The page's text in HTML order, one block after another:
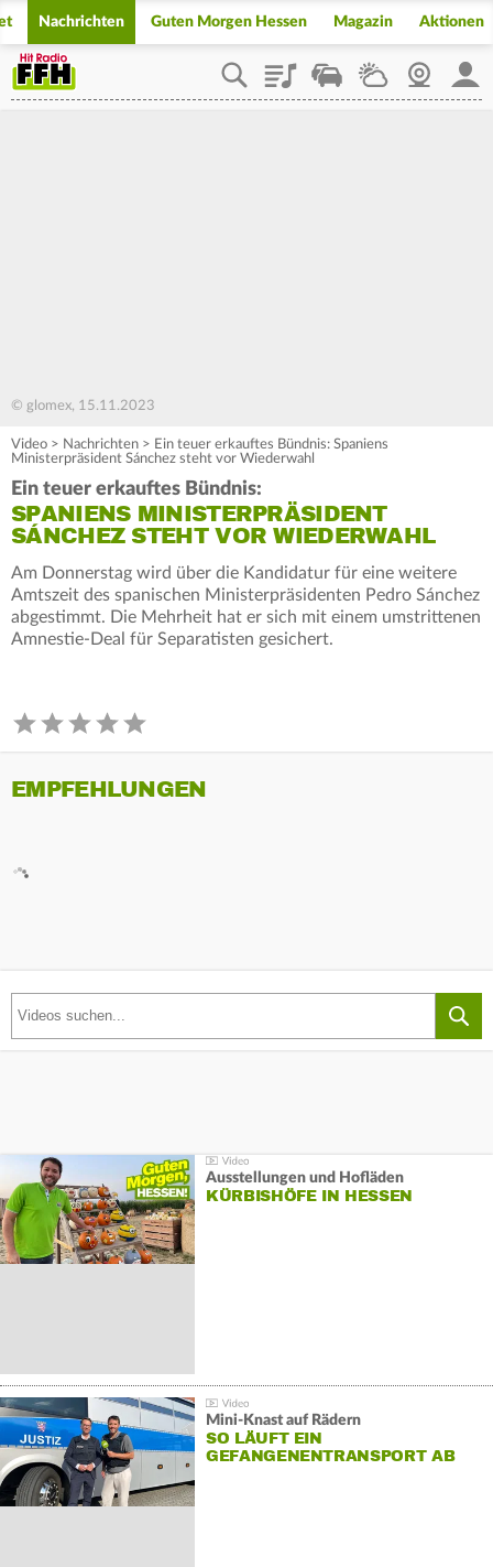
Nachrichten Guten Morgen Hessen Magazin Aktionen
PlaylistStaupilotWetterWebcam
© glomex, 15.11.2023
Video > Nachrichten > Ein teuer erkauftes Bündnis: Spaniens
Ministerpräsident Sánchez steht vor Wiederwahl
Ein teuer erkauftes Bündnis:
SPANIENS MINISTERPRÄSIDENT
SÁNCHEZ STEHT VOR WIEDERWAHL
Am Donnerstag wird über die Kandidatur für eine weitere
Amtszeit des spanischen Ministerpräsidenten Pedro Sánchez
abgestimmt. Die Mehrheit hat er sich mit einem umstrittenen
Amnestie-Deal für Separatisten gesichert.
EMPFEHLUNGEN
Ausstellungen und Hofläden
KÜRBISHÖFE IN HESSEN
Mini-Knast auf Rädern
SO LÄUFT EIN
GEFANGENENTRANSPORT AB